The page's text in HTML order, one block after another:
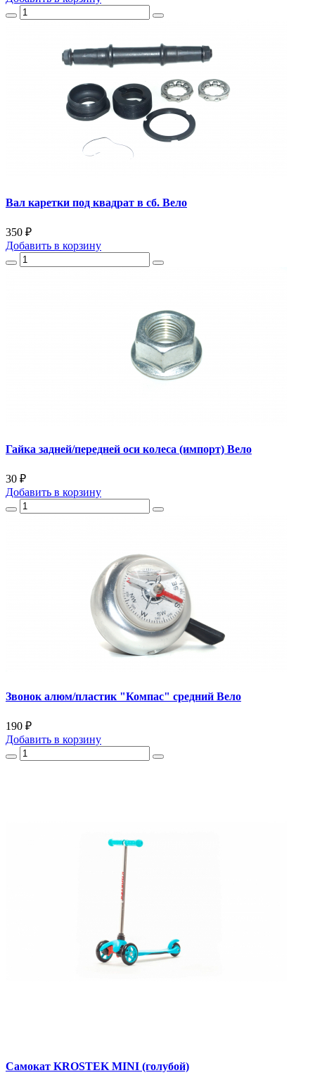
Вал каретки под квадрат в сб. Вело
350 ₽
Добавить в корзину
Гайка задней/передней оси колеса (импорт) Вело
30 ₽
Добавить в корзину
Звонок алюм/пластик "Компас" средний Вело
190 ₽
Добавить в корзину
Самокат KROSTEK MINI (голубой)